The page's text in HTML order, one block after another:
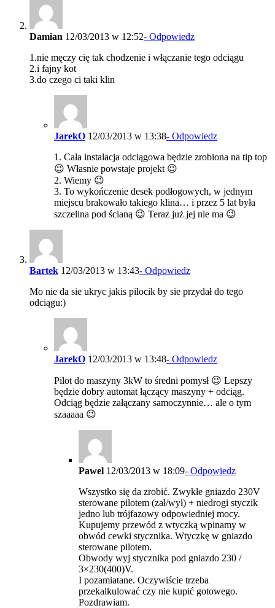
Damian 12/03/2013 w 12:52- Odpowiedz
1.nie męczy cię tak chodzenie i włączanie tego odciągu
2.i fajny kot
3.do czego ci taki klin
JarekO 12/03/2013 w 13:38- Odpowiedz
1. Cała instalacja odciągowa będzie zrobiona na tip top
😉 Własnie powstaje projekt 😉
2. Wiemy 😉
3. To wykończenie desek podłogowych, w jednym
miejscu brakowało takiego klina… i przez 5 lat była
szczelina pod ścianą 😉 Teraz już jej nie ma 😉
Bartek 12/03/2013 w 13:43- Odpowiedz
Mo nie da sie ukryc jakis pilocik by sie przydał do tego
odciągu:)
JarekO 12/03/2013 w 13:48- Odpowiedz
Pilot do maszyny 3kW to średni pomysł 😉 Lepszy
będzie dobry automat łączący maszyny + odciąg.
Odciąg będzie załączany samoczynnie… ale o tym
szaaaaa 😉
Pawel 12/03/2013 w 18:09- Odpowiedz
Wszystko się da zrobić. Zwykłe gniazdo 230V
sterowane pilotem (zał/wył) + niedrogi styczik
jedno lub trójfazowy odpowiedniej mocy.
Kupujemy przewód z wtyczką wpinamy w
obwód cewki stycznika. Wtyczkę w gniazdo
sterowane pilotem.
Obwody wyj stycznika pod gniazdo 230 /
3×230(400)V.
I pozamiatane. Oczywiście trzeba
przekalkulować czy nie kupić gotowego.
Pozdrawiam.